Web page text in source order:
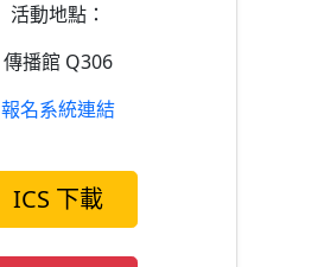
活動地點：
傳播館 Q306
報名系統連結
ICS 下載